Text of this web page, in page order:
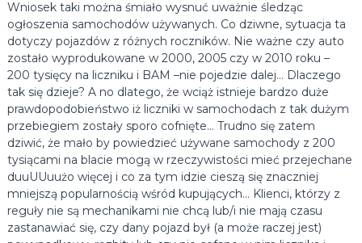
b
i
t
y
c
h
.
K
u
p
i
m
a
u
s
k
u
p
u
m
y
a
u
t
Wniosek taki można śmiało wysnuć uważnie śledząc
ogłoszenia samochodów używanych. Co dziwne, sytuacja ta
dotyczy pojazdów z różnych roczników. Nie ważne czy auto
zostało wyprodukowane w 2000, 2005 czy w 2010 roku –
200 tysięcy na liczniku i BAM –nie pojedzie dalej… Dlaczego
tak się dzieje? A no dlatego, że wciąż istnieje bardzo duże
prawdopodobieństwo iż liczniki w samochodach z tak dużym
przebiegiem zostały sporo cofnięte… Trudno się zatem
dziwić, że mało by powiedzieć używane samochody z 200
tysiącami na blacie mogą w rzeczywistości mieć przejechane
duuUUuużo więcej i co za tym idzie cieszą się znaczniej
mniejszą popularnością wśród kupujących… Klienci, którzy z
reguły nie są mechanikami nie chcą lub/i nie mają czasu
zastanawiać się, czy dany pojazd był (a może raczej jest)